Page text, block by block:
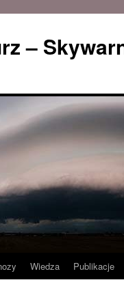
–
Wiedza Publikacje